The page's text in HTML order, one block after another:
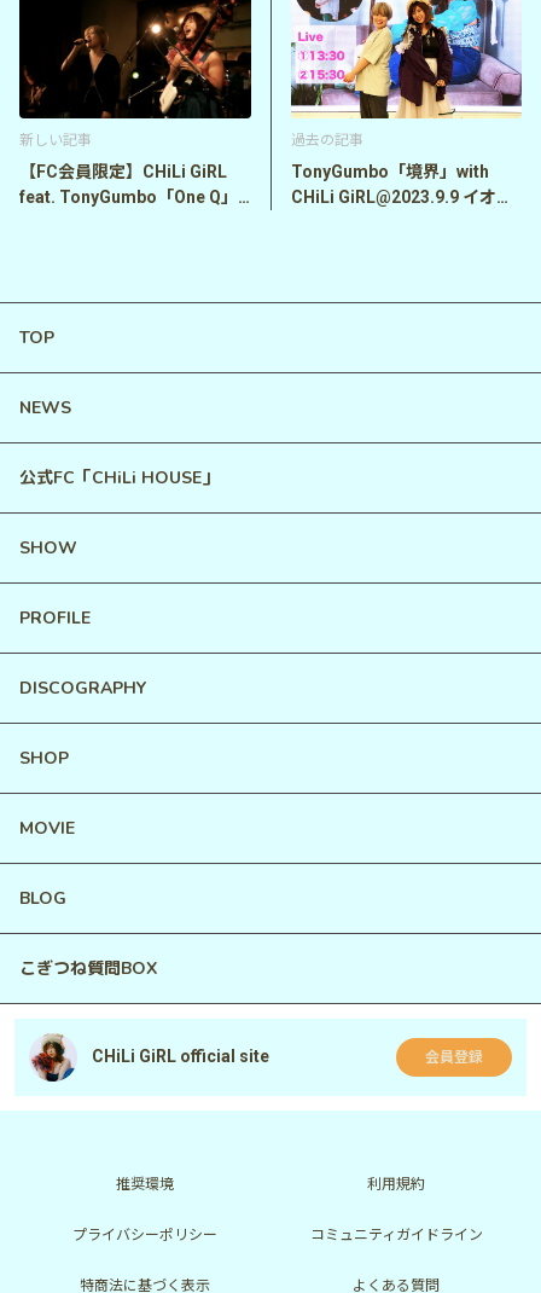
新しい記事
【FC会員限定】CHiLi GiRL
feat. TonyGumbo「One Q」
過去の記事
TonyGumbo「境界」with
CHiLi GiRL@2023.9.9 イオン
TOP
NEWS
公式FC「CHiLi HOUSE」
SHOW
PROFILE
DISCOGRAPHY
SHOP
MOVIE
BLOG
こぎつね質問BOX
CHiLi GiRL official site 会員登録
推奨環境 利用規約
プライバシーポリシー コミュニティガイドライン
特商法に基づく表示 よくある質問